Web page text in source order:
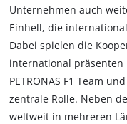
Unternehmen auch
Einhell, die
Dabei spielen die
international präsenten
PETRONAS F1 Team
zentrale Rolle. Neben
weltweit in mehreren